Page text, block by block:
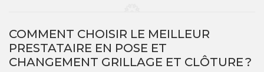
COMMENT CHOISIR LE MEILLEUR
PRESTATAIRE EN POSE ET
CHANGEMENT GRILLAGE ET CLÔTURE ?